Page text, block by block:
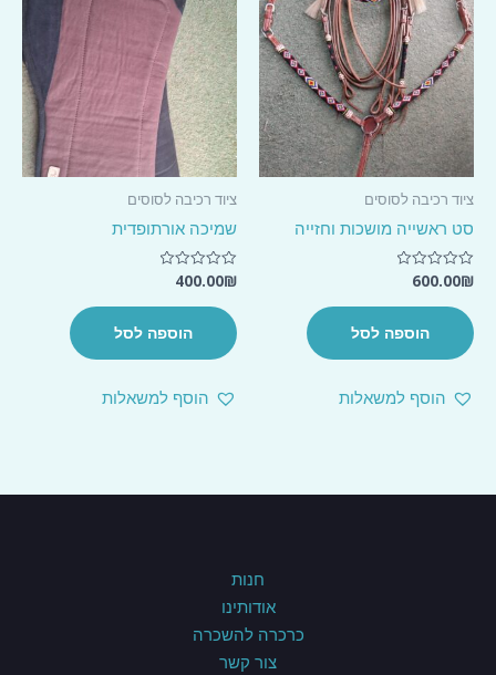
ציוד רכיבה לסוסים
סט ראשייה מושכות וחזייה
דורג
0
מתוך
5
600.00₪
הוספה לסל
הוסף למשאלות
ציוד רכיבה לסוסים
שמיכה אורתופדית
דורג
0
מתוך
5
400.00₪
הוספה לסל
הוסף למשאלות
חנות
אודותינו
כרכרה להשכרה
צור קשר